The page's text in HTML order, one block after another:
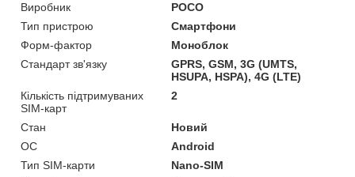
Виробник
POCO
Тип пристрою
Смартфони
Форм-фактор
Моноблок
Стандарт зв'язку
GPRS, GSM, 3G (UMTS,
HSUPA, HSPA), 4G (LTE)
Кількість підтримуваних
SIM-карт
2
Стан
Новий
ОС
Android
Тип SIM-карти
Nano-SIM